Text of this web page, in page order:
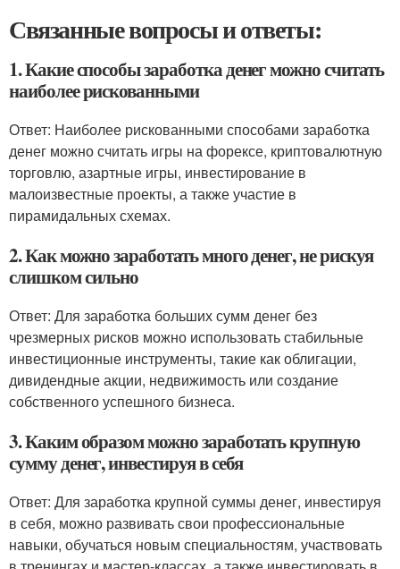
Связанные вопросы и ответы:
1. Какие способы заработка денег можно считать
наиболее рискованными
Ответ: Наиболее рискованными способами заработка
денег можно считать игры на форексе, криптовалютную
торговлю, азартные игры, инвестирование в
малоизвестные проекты, а также участие в
пирамидальных схемах.
2. Как можно заработать много денег, не рискуя
слишком сильно
Ответ: Для заработка больших сумм денег без
чрезмерных рисков можно использовать стабильные
инвестиционные инструменты, такие как облигации,
дивидендные акции, недвижимость или создание
собственного успешного бизнеса.
3. Каким образом можно заработать крупную
сумму денег, инвестируя в себя
Ответ: Для заработка крупной суммы денег, инвестируя
в себя, можно развивать свои профессиональные
навыки, обучаться новым специальностям, участвовать